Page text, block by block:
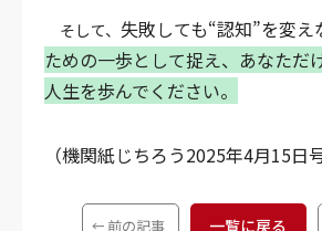
そして、 失敗しても“認知”を変え
ための一歩として捉え、あなただ
人生を歩んでください。
（機関紙じちろう2025年4月15日
前の記事 一覧に戻る